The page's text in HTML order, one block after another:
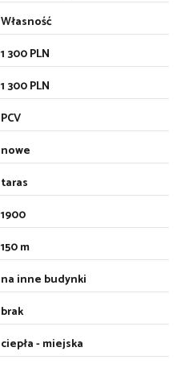
Własność
1 300 PLN
1 300 PLN
PCV
nowe
taras
1900
150 m
na inne budynki
brak
ciepła - miejska